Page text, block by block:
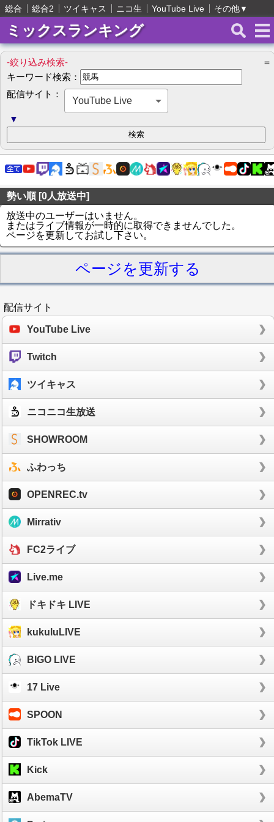
総合 総合2 ツイキャス ニコ生 YouTube Live その他▼
ミックスランキング
-絞り込み検索-
＝
キーワード検索：
配信サイト：
YouTube Live
▼
勢い順 [0人放送中]
放送中のユーザーはいません。
またはライブ情報が一時的に取得できませんでした。
ページを更新してお試し下さい。
ページを更新する
配信サイト
YouTube Live
Twitch
ツイキャス
ニコニコ生放送
SHOWROOM
ふわっち
OPENREC.tv
Mirrativ
FC2ライブ
Live.me
ドキドキ LIVE
kukuluLIVE
BIGO LIVE
17 Live
SPOON
TikTok LIVE
Kick
AbemaTV